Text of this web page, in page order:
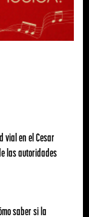
vial en el Cesar
las autoridades
saber si la